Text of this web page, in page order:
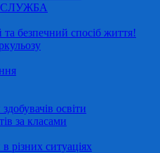
безпечний спосіб життя!
освіти
за класами
різних ситуаціях